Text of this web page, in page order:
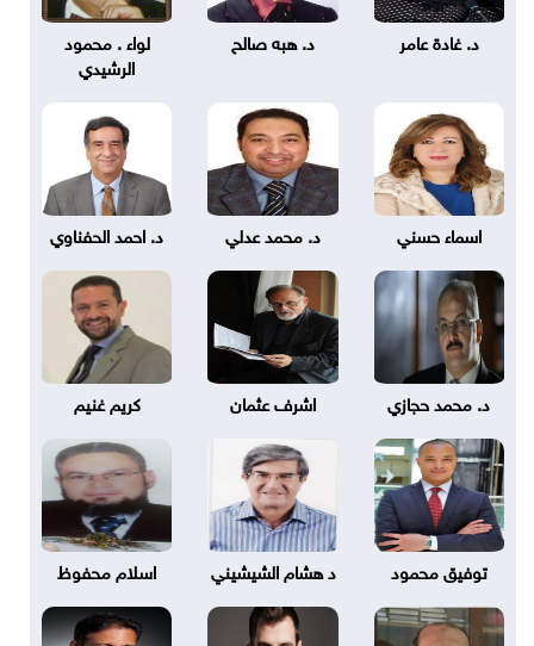
د. غادة عامر د. هبه صالح
لواء . محمود
الرشيدي
اسماء حسني د. محمد عدلي د. احمد الحفناوي
د. محمد حجازي اشرف عثمان كريم غنيم
توفيق محمود د هشام الشيشيني اسلام محفوظ